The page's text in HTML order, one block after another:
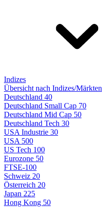
Indizes
Übersicht nach Indizes/Märkten
Deutschland 40
Deutschland Small Cap 70
Deutschland Mid Cap 50
Deutschland Tech 30
USA Industrie 30
USA 500
US Tech 100
Eurozone 50
FTSE-100
Schweiz 20
Österreich 20
Japan 225
Hong Kong 50